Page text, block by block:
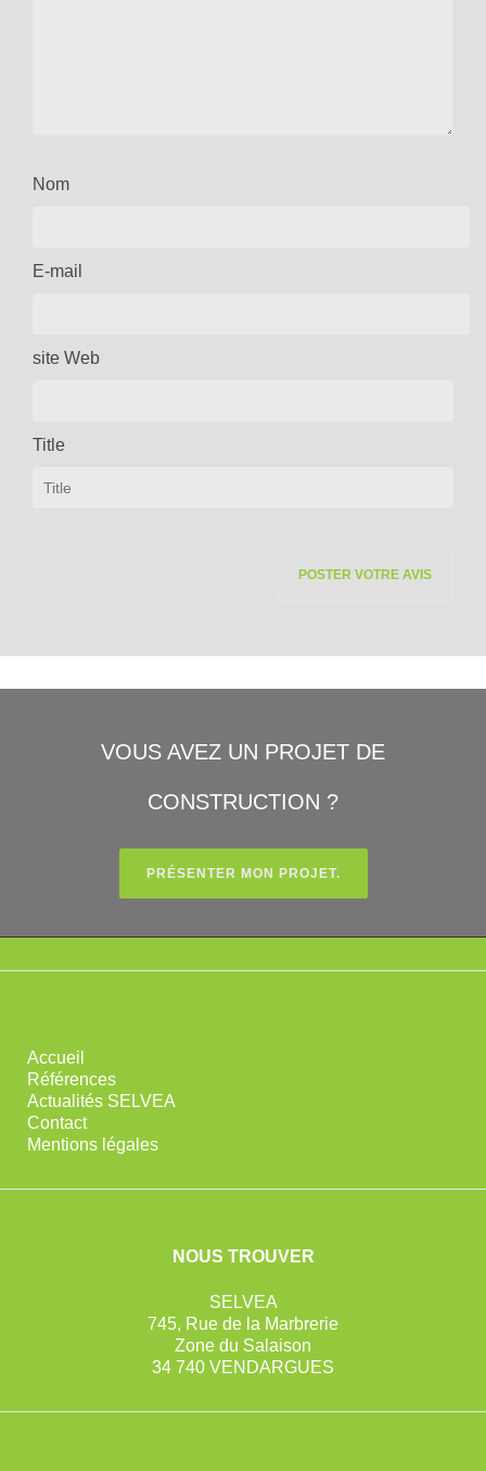
Nom
E-mail
site Web
Title
VOUS AVEZ UN PROJET DE
CONSTRUCTION ?
PRÉSENTER MON PROJET.
Accueil
Références
Actualités SELVEA
Contact
Mentions légales
NOUS TROUVER
SELVEA
745, Rue de la Marbrerie
Zone du Salaison
34 740 VENDARGUES